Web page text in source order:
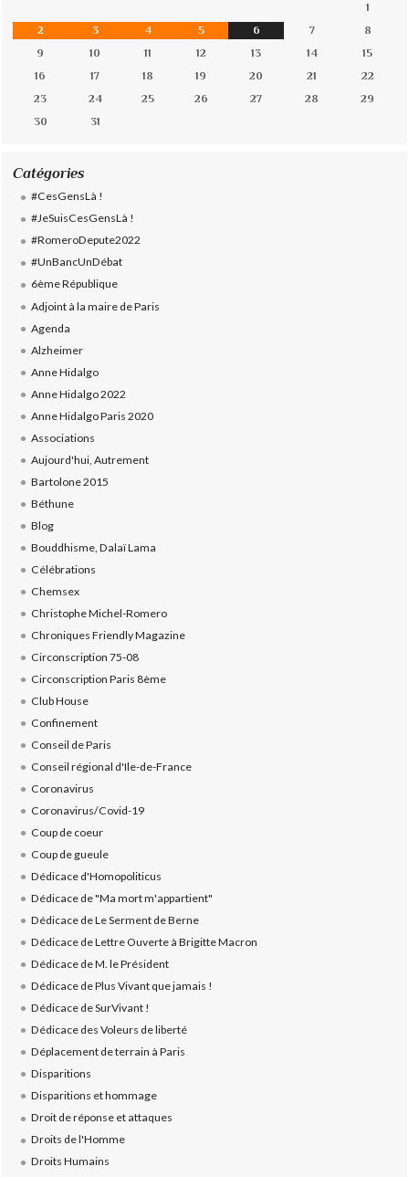
1
2
3 4 5 6 7
8
9
10 11 12 13 14
15
16
17 18 19 20 21
22
23
24 25 26 27 28
29
30
31
Catégories
#CesGensLà !
#JeSuisCesGensLà !
#RomeroDepute2022
#UnBancUnDébat
6ème République
Adjoint à la maire de Paris
Agenda
Alzheimer
Anne Hidalgo
Anne Hidalgo 2022
Anne Hidalgo Paris 2020
Associations
Aujourd'hui, Autrement
Bartolone 2015
Béthune
Blog
Bouddhisme, Dalaï Lama
Célébrations
Chemsex
Christophe Michel-Romero
Chroniques Friendly Magazine
Circonscription 75-08
Circonscription Paris 8ème
Club House
Confinement
Conseil de Paris
Conseil régional d'Ile-de-France
Coronavirus
Coronavirus/Covid-19
Coup de coeur
Coup de gueule
Dédicace d'Homopoliticus
Dédicace de "Ma mort m'appartient"
Dédicace de Le Serment de Berne
Dédicace de Lettre Ouverte à Brigitte Macron
Dédicace de M. le Président
Dédicace de Plus Vivant que jamais !
Dédicace de SurVivant !
Dédicace des Voleurs de liberté
Déplacement de terrain à Paris
Disparitions
Disparitions et hommage
Droit de réponse et attaques
Droits de l'Homme
Droits Humains